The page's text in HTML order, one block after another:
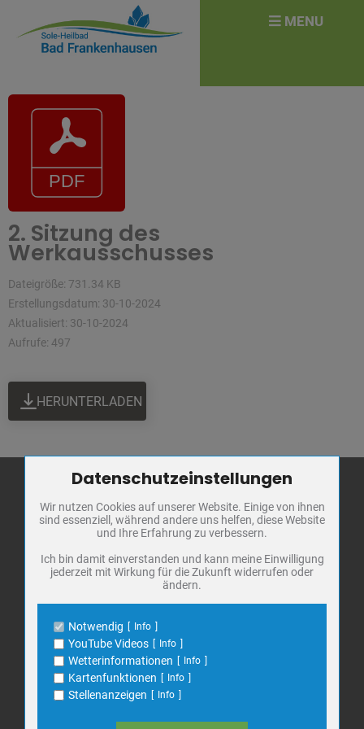
2. Sitzung des
Werkausschusses
Dateigröße: 731.34 KB
Erstellungsdatum: 30-10-2024
Aktualisiert: 30-10-2024
Aufrufe: 497
HERUNTERLADEN
Stadt Bad
Frankenhausen
Markt 1
06567 Bad Frankenhausen
E-Mail:info@bad-frankenhausen.de
Search
for:
for:
Zum Betrieb der Seite notwendige Cookies / Drittanbieter:
Name
PHP Session Cookie
Anbieter
Eigentümer dieser Website
Schutz
Cookie Name
PHPSESSID, fe_typo_user
Name
Cookiespeicherung Entscheidungscookie
Anbieter
Eigentümer dieser Website
Zweck
Speichert die Einstellungen der Besucher
bezüglich der Speicherung von Cookies.
Cookie Name
dywc
1 Jahr
Datenschutzeinstellungen
Wir nutzen Cookies auf unserer Website. Einige von ihnen
sind essenziell, während andere uns helfen, diese Website
und Ihre Erfahrung zu verbessern.
Ich bin damit einverstanden und kann meine Einwilligung
jederzeit mit Wirkung für die Zukunft widerrufen oder
ändern.
Notwendig Info
YouTube Videos Info
Wetterinformationen Info
Kartenfunktionen Info
Stellenanzeigen Info